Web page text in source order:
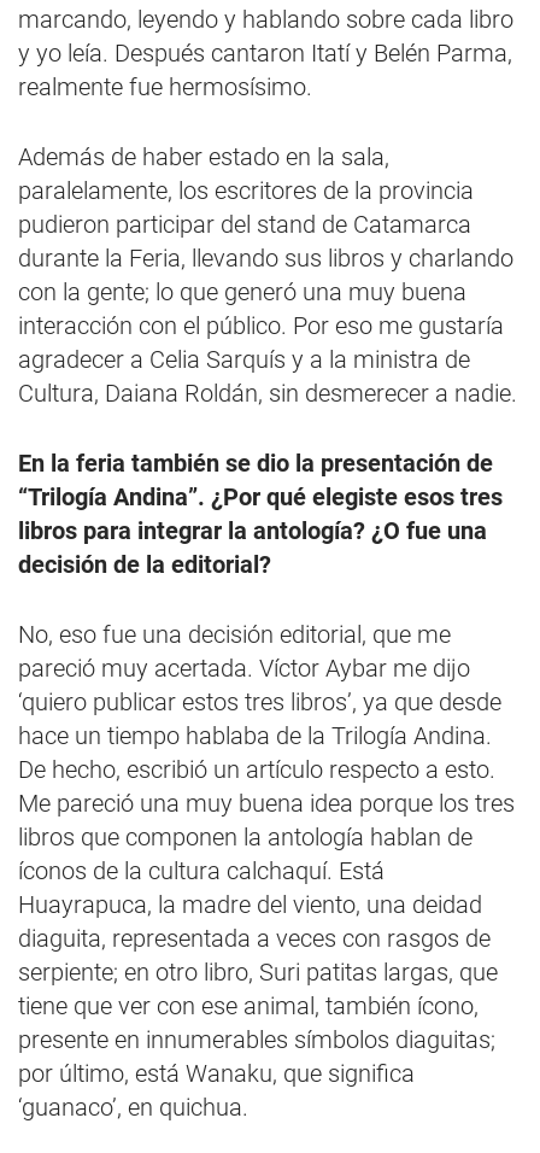
marcando, leyendo y hablando sobre cada libro
y yo leía. Después cantaron Itatí y Belén Parma,
realmente fue hermosísimo.
Además de haber estado en la sala,
paralelamente, los escritores de la provincia
pudieron participar del stand de Catamarca
durante la Feria, llevando sus libros y charlando
con la gente; lo que generó una muy buena
interacción con el público. Por eso me gustaría
agradecer a Celia Sarquís y a la ministra de
Cultura, Daiana Roldán, sin desmerecer a nadie.
En la feria también se dio la presentación de
“Trilogía Andina”. ¿Por qué elegiste esos tres
libros para integrar la antología? ¿O fue una
decisión de la editorial?
No, eso fue una decisión editorial, que me
pareció muy acertada. Víctor Aybar me dijo
‘quiero publicar estos tres libros’, ya que desde
hace un tiempo hablaba de la Trilogía Andina.
De hecho, escribió un artículo respecto a esto.
Me pareció una muy buena idea porque los tres
libros que componen la antología hablan de
íconos de la cultura calchaquí. Está
Huayrapuca, la madre del viento, una deidad
diaguita, representada a veces con rasgos de
serpiente; en otro libro, Suri patitas largas, que
tiene que ver con ese animal, también ícono,
presente en innumerables símbolos diaguitas;
por último, está Wanaku, que significa
‘guanaco’, en quichua.